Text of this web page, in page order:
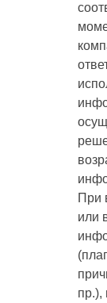
При
или
пр.),